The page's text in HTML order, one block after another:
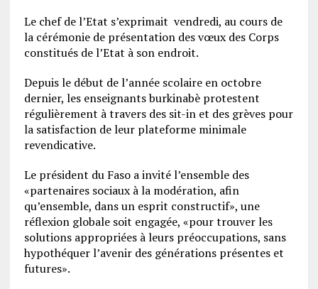
Le chef de l’Etat s’exprimait vendredi, au cours de
la cérémonie de présentation des vœux des Corps
constitués de l’Etat à son endroit.
Depuis le début de l’année scolaire en octobre
dernier, les enseignants burkinabè protestent
régulièrement à travers des sit-in et des grèves pour
la satisfaction de leur plateforme minimale
revendicative.
Le président du Faso a invité l’ensemble des
«partenaires sociaux à la modération, afin
qu’ensemble, dans un esprit constructif», une
réflexion globale soit engagée, «pour trouver les
solutions appropriées à leurs préoccupations, sans
hypothéquer l’avenir des générations présentes et
futures».